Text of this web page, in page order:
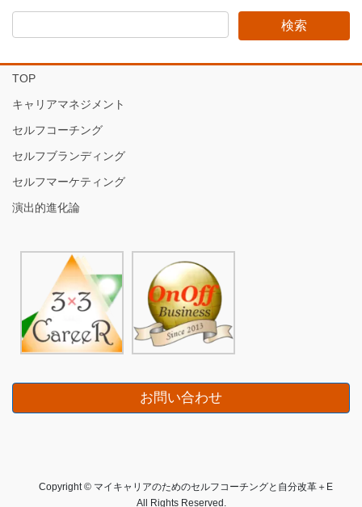
TOP
キャリアマネジメント
セルフコーチング
セルフブランディング
セルフマーケティング
演出的進化論
お問い合わせ
Copyright © マイキャリアのためのセルフコーチングと自分改革＋E
All Rights Reserved.